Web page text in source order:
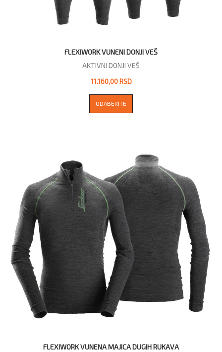
FLEXIWORK VUNENI DONJI VEŠ
AKTIVNI DONJI VEŠ
11.160,00 RSD
ODABERITE
FLEXIWORK VUNENA MAJICA DUGIH RUKAVA